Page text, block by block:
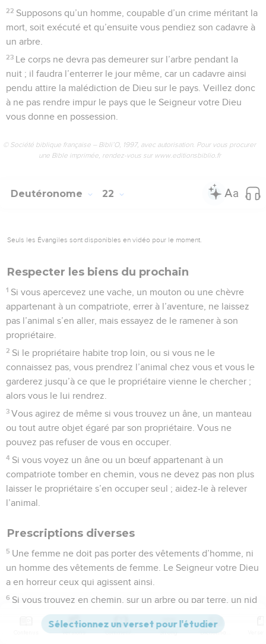
22 Supposons qu’un homme, coupable d’un crime méritant la
mort, soit exécuté et qu’ensuite vous pendiez son cadavre à
un arbre.
23 Le corps ne devra pas demeurer sur l’arbre pendant la
nuit ; il faudra l’enterrer le jour même, car un cadavre ainsi
pendu attire la malédiction de Dieu sur le pays. Veillez donc
à ne pas rendre impur le pays que le Seigneur votre Dieu
vous donne en possession.
© Société biblique française – Bibli’O, 1997, avec autorisation. Pour vous procurer
une Bible imprimée, rendez-vous sur www.editionsbiblio.fr
Deutéronome 22
Seuls les Évangiles sont disponibles en vidéo pour le moment.
Respecter les biens du prochain
1 Si vous apercevez une vache, un mouton ou une chèvre
appartenant à un compatriote, errer à l’aventure, ne laissez
pas l’animal s’en aller, mais essayez de le ramener à son
propriétaire.
2 Si le propriétaire habite trop loin, ou si vous ne le
connaissez pas, vous prendrez l’animal chez vous et vous le
garderez jusqu’à ce que le propriétaire vienne le chercher ;
alors vous le lui rendrez.
3 Vous agirez de même si vous trouvez un âne, un manteau
ou tout autre objet égaré par son propriétaire. Vous ne
pouvez pas refuser de vous en occuper.
4 Si vous voyez un âne ou un bœuf appartenant à un
compatriote tomber en chemin, vous ne devez pas non plus
laisser le propriétaire s’en occuper seul ; aidez-le à relever
l’animal.
Prescriptions diverses
5 Une femme ne doit pas porter des vêtements d’homme, ni
un homme des vêtements de femme. Le Seigneur votre Dieu
a en horreur ceux qui agissent ainsi.
6 Si vous trouvez en chemin, sur un arbre ou par terre, un nid
d’oiseaux avec la mère couvant ses œufs ou protégeant ses
petits, vous ne devez pas prendre la mère en même temps
Versions Commentaires Strong